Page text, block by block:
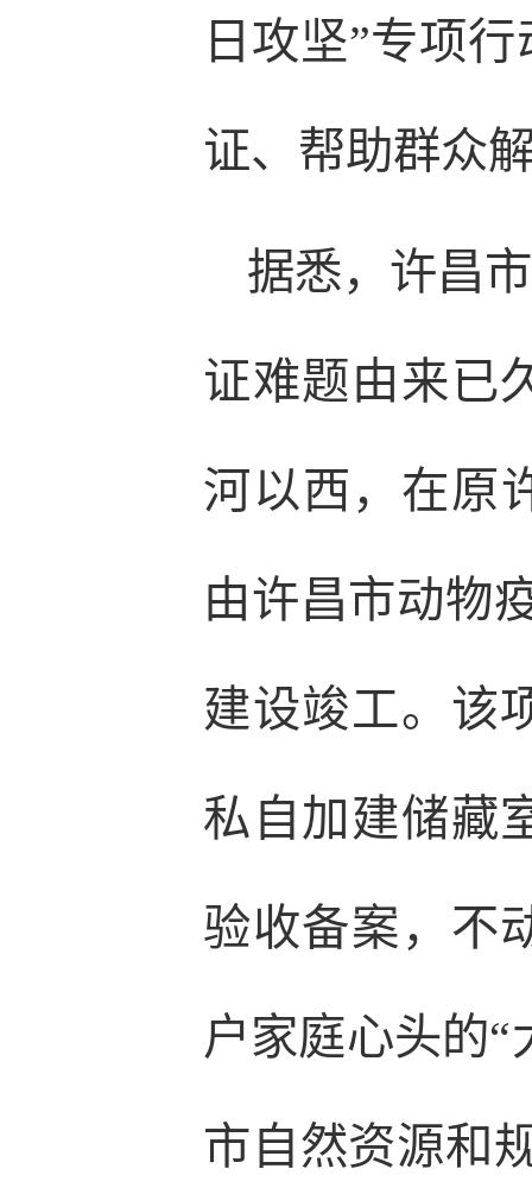
日攻坚”专项
证、帮助群众
据悉，许昌
证难题由来已
河以西，在原
由许昌市动物
建设竣工。该
私自加建储藏
验收备案，不
户家庭心头的“
市自然资源和